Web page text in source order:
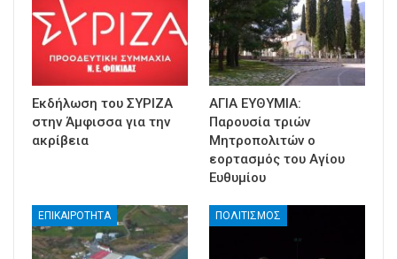
Εκδήλωση του ΣΥΡΙΖΑ
στην Άμφισσα για την
ακρίβεια
ΑΓΙΑ ΕΥΘΥΜΙΑ:
Παρουσία τριών
Μητροπολιτών ο
εορτασμός του Αγίου
Ευθυμίου
ΕΠΙΚΑΙΡΟΤΗΤΑ ΠΟΛΙΤΙΣΜΟΣ